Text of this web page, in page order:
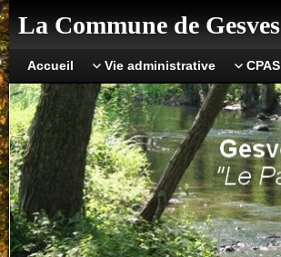
La Commune de Gesves
Accueil Vie administrative CPAS